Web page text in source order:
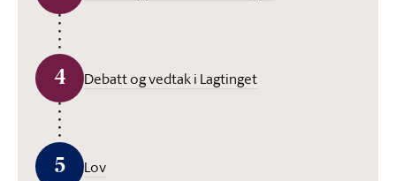
4 Debatt og vedtak i Lagtinget
5 Lov